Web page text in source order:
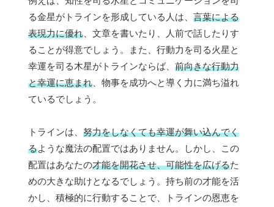
る金星がトラインを形成している人は、 言葉による
表現力に優れ 、文章を書いたり、人前で話したりす
ることが得意でしょう。また、行動力を司る火星と
幸運を司る木星がトラインならば、 前向きな行動力
と幸運に恵まれ 、物事を成功へと導く力に満ち溢れ
ているでしょう。
トラインは、 努力をしなくても幸運が舞い込んでく
るような魔法の配置ではありません。しかし、この
配置はあなたの才能を開花させ、可能性を広げるた
めの大きな助けとなるでしょう。持ち前の才能を活
かし、積極的に行動することで、トラインの恩恵を